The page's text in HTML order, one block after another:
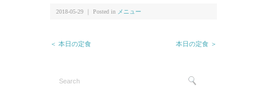
2018-05-29 ｜ Posted in メニュー
＜ 本日の定食 本日の定食 ＞